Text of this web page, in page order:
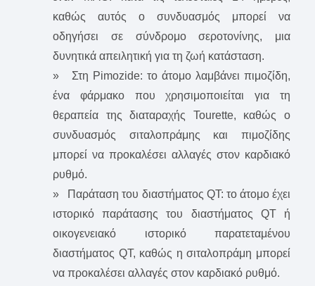
καθώς αυτός ο συνδυασμός μπορεί να
οδηγήσει σε σύνδρομο σεροτονίνης, μια
δυνητικά απειλητική για τη ζωή κατάσταση.
» Στη Pimozide: το άτομο λαμβάνει πιμοζίδη,
ένα φάρμακο που χρησιμοποιείται για τη
θεραπεία της διαταραχής Tourette, καθώς ο
συνδυασμός σιταλοπράμης και πιμοζίδης
μπορεί να προκαλέσει αλλαγές στον καρδιακό
ρυθμό.
» Παράταση του διαστήματος QT: το άτομο έχει
ιστορικό παράτασης του διαστήματος QT ή
οικογενειακό ιστορικό παρατεταμένου
διαστήματος QT, καθώς η σιταλοπράμη μπορεί
να προκαλέσει αλλαγές στον καρδιακό ρυθμό.